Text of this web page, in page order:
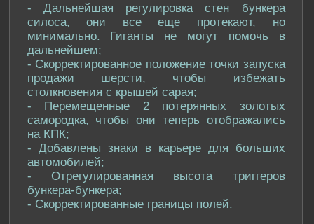
- Дальнейшая регулировка стен бункера
силоса, они все еще протекают, но
минимально. Гиганты не могут помочь в
дальнейшем;
- Скорректированное положение точки запуска
продажи шерсти, чтобы избежать
столкновения с крышей сарая;
- Перемещенные 2 потерянных золотых
самородка, чтобы они теперь отображались
на КПК;
- Добавлены знаки в карьере для больших
автомобилей;
- Отрегулированная высота триггеров
бункера-бункера;
- Скорректированные границы полей.